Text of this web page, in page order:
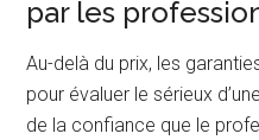
par les
Au-delà du prix, les
pour évaluer le sérieux
de la confiance que le